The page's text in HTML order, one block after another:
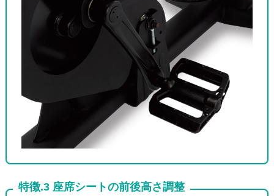
特徴.3 座席シートの前後高さ調整